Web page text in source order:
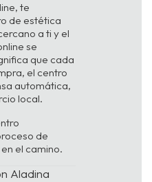
te
de estética
a ti y el
se
que cada
el centro
automática,
local.
de
el camino.
Aladina